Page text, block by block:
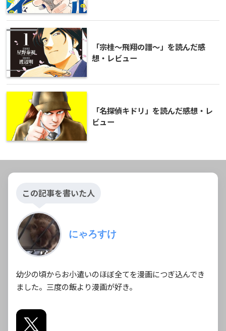
「宗桂～飛翔の譜～」を読んだ感
想・レビュー
「名探偵キドリ」を読んだ感想・レ
ビュー
この記事を書いた人
にゃろすけ
幼少の頃からお小遣いのほぼ全てを漫画につぎ込んでき
ました。三度の飯より漫画が好き。